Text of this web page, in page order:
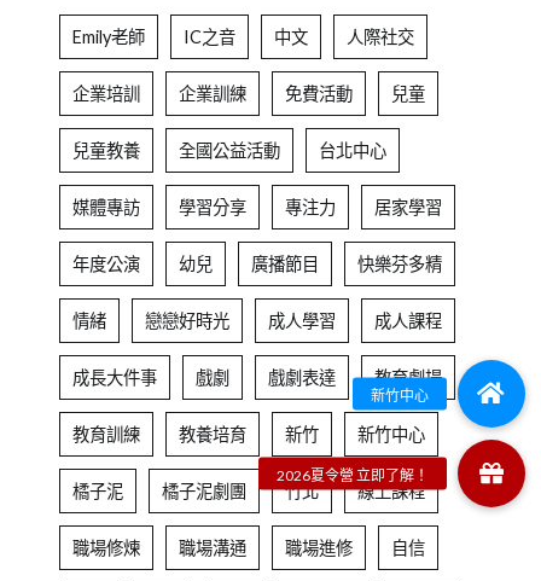
Emily老師 IC之音 中文 人際社交
企業培訓 企業訓練 免費活動 兒童
兒童教養 全國公益活動 台北中心
媒體專訪 學習分享 專注力 居家學習
年度公演 幼兒 廣播節目 快樂芬多精
情緒 戀戀好時光 成人學習 成人課程
成長大件事 戲劇 戲劇表達 教育劇場
教育訓練 教養培育 新竹 新竹中心
橘子泥 橘子泥劇團 竹北 線上課程
職場修煉 職場溝通 職場進修 自信